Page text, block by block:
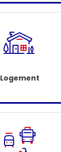
Logement